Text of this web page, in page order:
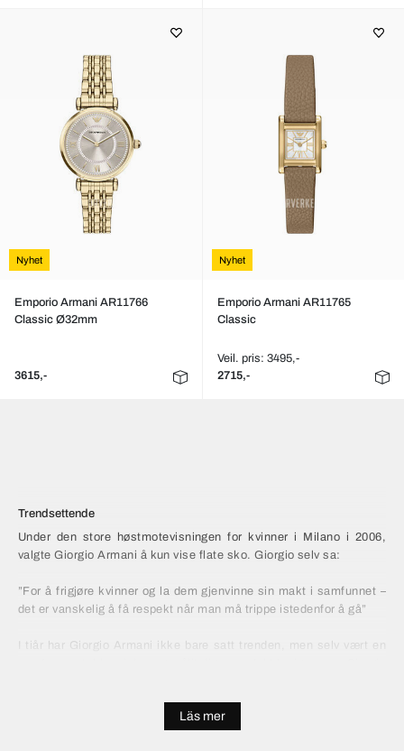
Nyhet
Emporio Armani AR11766
Classic Ø32mm
3615,-
Nyhet
Emporio Armani AR11765
Classic
Veil. pris: 3495,-
2715,-
Trendsettende
Under den store høstmotevisningen for kvinner i Milano i 2006,
valgte Giorgio Armani å kun vise flate sko. Giorgio selv sa:
”For å frigjøre kvinner og la dem gjenvinne sin makt i samfunnet –
det er vanskelig å få respekt når man må trippe istedenfor å gå”
I tiår har Giorgio Armani ikke bare satt trenden, men selv vært en
gjelder like mye for klær som aksessoirer, deriblant Emporio
Läs mer